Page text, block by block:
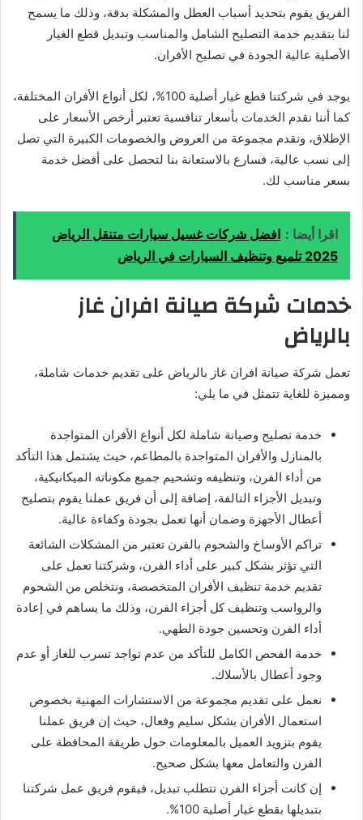
الفريق يقوم بتحديد أسباب العطل والمشكلة بدقة، وذلك ما يسمح
لنا بتقديم خدمة التصليح الشامل والمناسب وتبديل قطع الغيار
الأصلية عالية الجودة في تصليح الأفران.
يوجد في شركتنا قطع غيار أصلية 100%، لكل أنواع الأفران المختلفة،
كما أننا نقدم الخدمات بأسعار تنافسية تعتبر أرخص الأسعار على
الإطلاق، ونقدم مجموعة من العروض والخصومات الكبيرة التي تصل
إلى نسب عالية، فسارع بالاستعانة بنا لتحصل على أفضل خدمة
بسعر مناسب لك.
اقرا أيضا : افضل شركات غسيل سيارات متنقل الرياض
2025 تلميع وتنظيف السيارات في الرياض
خدمات شركة صيانة افران غاز
بالرياض
تعمل شركة صيانة افران غاز بالرياض على تقديم خدمات شاملة،
ومميزة للغاية تتمثل في ما يلي:
خدمة تصليح وصيانة شاملة لكل أنواع الأفران المتواجدة
بالمنازل والأفران المتواجدة بالمطاعم، حيث يشتمل هذا التأكد
من أداء الفرن، وتنظيفه وتشحيم جميع مكوناته الميكانيكية،
وتبديل الأجزاء التالفة، إضافة إلى أن فريق عملنا يقوم بتصليح
أعطال الأجهزة وضمان أنها تعمل بجودة وكفاءة عالية.
تراكم الأوساخ والشحوم بالفرن تعتبر من المشكلات الشائعة
التي تؤثر بشكل كبير على أداء الفرن، وشركتنا تعمل على
تقديم خدمة تنظيف الأفران المتخصصة، ونتخلص من الشحوم
والرواسب وتنظيف كل أجزاء الفرن، وذلك ما يساهم في إعادة
أداء الفرن وتحسين جودة الطهي.
خدمة الفحص الكامل للتأكد من عدم تواجد تسرب للغاز أو عدم
وجود أعطال بالأسلاك.
نعمل على تقديم مجموعة من الاستشارات المهنية بخصوص
استعمال الأفران بشكل سليم وفعال، حيث إن فريق عملنا
يقوم بتزويد العميل بالمعلومات حول طريقة المحافظة على
الفرن والتعامل معها بشكل صحيح.
إن كانت أجزاء الفرن تتطلب تبديل، فيقوم فريق عمل شركتنا
بتبديلها بقطع غيار أصلية 100%.